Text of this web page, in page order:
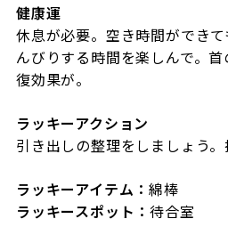
健康運
休息が必要。空き時間ができ
んびりする時間を楽しんで。
復効果が。
ラッキーアクション
引き出しの整理をしましょう。
ラッキーアイテム：綿棒
ラッキースポット：待合室